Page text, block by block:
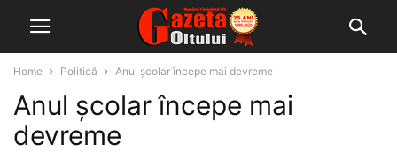
Home Politică Anul școlar începe mai devreme
Anul școlar începe mai
devreme